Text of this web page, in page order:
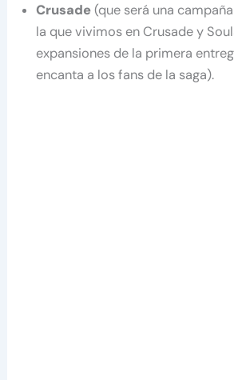
Crusade(que será una
la que vivimos en Crusade y
expansiones de la primera
encanta a los fans de la saga).